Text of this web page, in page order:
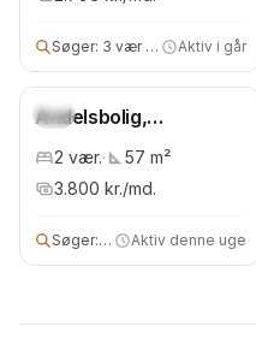
Søger: 3 vær andelsbolig Aktiv i går
Ny
Andelsbolig,
Frederiksberg
2 vær.· 57 m²
3.800 kr./md.
Søger:3 vær andelsbolig
Aktiv denne uge